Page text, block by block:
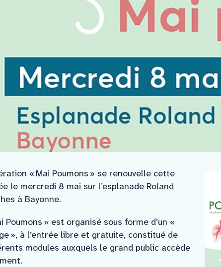
« Mai Poumons » se renouvelle cette
le mercredi 8 mai sur l’esplanade Roland
à Bayonne.
Poumons » est organisé sous forme d’un «
», à l’entrée libre et gratuite, constitué de
modules auxquels le grand public accède